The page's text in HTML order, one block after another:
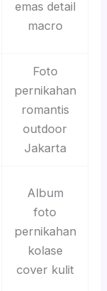
emas detail
macro
Foto
pernikahan
romantis
outdoor
Jakarta
Album
foto
pernikahan
kolase
cover kulit